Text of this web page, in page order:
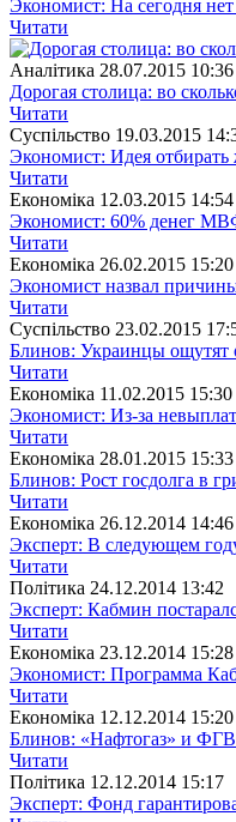
Экономист: На сегодня
Читати
Аналітика 28.07.2015 10:36
Дорогая столица: во
Читати
Суспiльство 19.03.2015
Экономист: Идея отбирать
Читати
Економіка 12.03.2015 14:54
Экономист: 60% денег
Читати
Економіка 26.02.2015 15:20
Экономист назвал
Читати
Суспiльство 23.02.2015
Блинов: Украинцы ощутят
Читати
Економіка 11.02.2015 15:30
Экономист: Из-за
Читати
Економіка 28.01.2015 15:33
Блинов: Рост госдолга в
Читати
Економіка 26.12.2014 14:46
Эксперт: В следующем
Читати
Полiтика 24.12.2014 13:42
Эксперт: Кабмин
Читати
Економіка 23.12.2014 15:28
Экономист: Программа
Читати
Економіка 12.12.2014 15:20
Блинов: «Нафтогаз» и
Читати
Полiтика 12.12.2014 15:17
Эксперт: Фонд